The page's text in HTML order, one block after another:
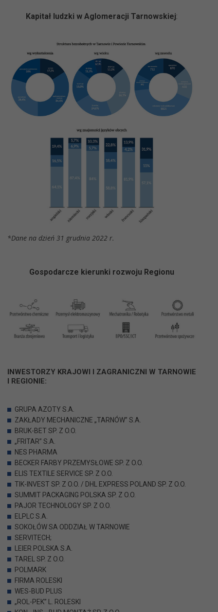
Kapitał ludzki w Aglomeracji Tarnowskiej:
*Dane na dzień 31 grudnia 2022 r.
Gospodarcze kierunki rozwoju Regionu
INWESTORZY KRAJOWI I ZAGRANICZNI W TAR NOWIE
I REGIONIE:
GRUPA AZOTY S.A.
ZAKŁADY MECHANICZNE „TARNÓW” S.A.
BRUK-BET SP. Z O.O.
„FRITAR” S.A.
NES PHARMA
BECKER FARBY PRZEMYSŁOWE SP. Z O.O.
ELIS TEXTILE SERVICE SP. Z O.O.
TIK-INVEST SP. Z O.O. / DHL EXPRESS POLAND SP. Z O.O.
SUMMIT PACKAGING POLSKA SP. Z O.O.
PAJOR TECHNOLOGY SP. Z O.O.
ELPLC S.A.
SOKOŁÓW SA ODDZIAŁ W TARNOWIE
SERVITECH;
LEIER POLSKA S.A.
TAREL SP. Z O.O.
POLMARK
FIRMA ROLESKI
WES-BUD PLUS
„ROL-PEK” L. ROLESKI